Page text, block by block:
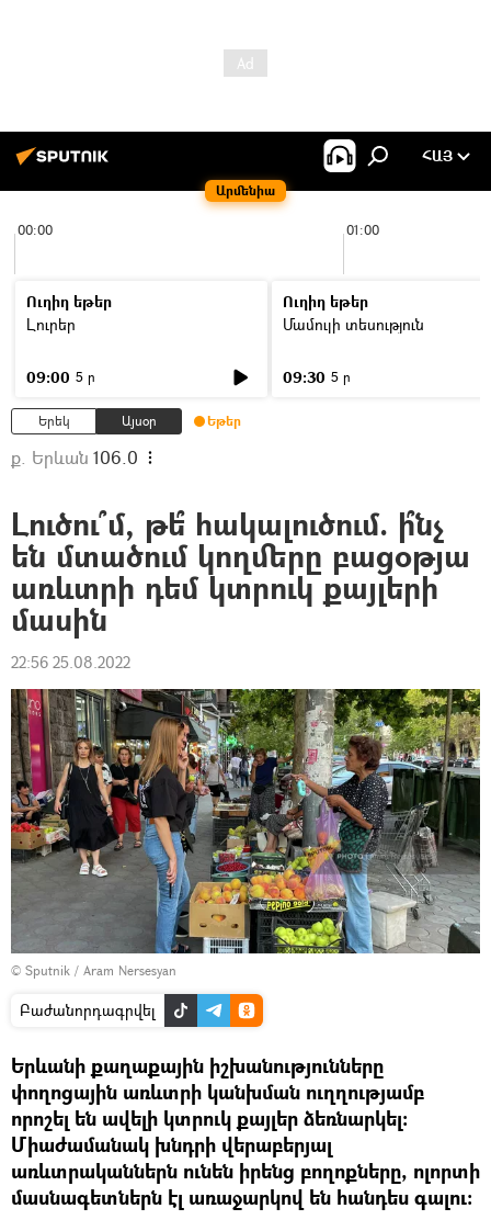
Արմենիա
ՀԱՅ
00:00 01:00
Ուղիղ եթեր
Լուրեր
09:00 5 ր
Ուղիղ եթեր
Մամուլի տեսություն
09:30 5 ր
Երեկ Այսօր Եթեր
ք. Երևան 106.0
Լուծու՞մ, թե՞ հակալուծում. ի՞նչ
են մտածում կողմերը բացօթյա
առևտրի դեմ կտրուկ քայլերի
մասին
22:56 25.08.2022
© Sputnik / Aram Nersesyan
Բաժանորդագրվել
Երևանի քաղաքային իշխանությունները
փողոցային առևտրի կանխման ուղղությամբ
որոշել են ավելի կտրուկ քայլեր ձեռնարկել։
Միաժամանակ խնդրի վերաբերյալ
առևտրականներն ունեն իրենց բողոքները, ոլորտի
մասնագետներն էլ առաջարկով են հանդես գալու։